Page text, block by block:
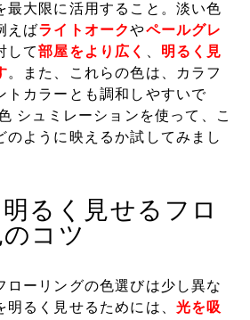
最大限に活用すること。淡い色
えばライトオークやペールグレ
して部屋をより広く
明るく見
。また、これらの色は、カラフ
トカラーとも調和しやすいで
シュミレーションを使って、こ
のように映えるか試してみまし
るく見せるフロ
コツ
ローリングの色選びは少し異な
明るく見せるためには、 光を吸